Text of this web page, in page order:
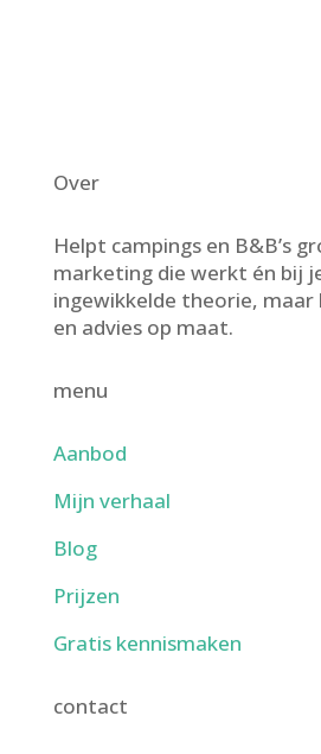
Over
Helpt campings en B&B’s
marketing die werkt én bij
ingewikkelde theorie, maar
en advies op maat.
menu
Aanbod
Mijn verhaal
Blog
Prijzen
Gratis kennismaken
contact